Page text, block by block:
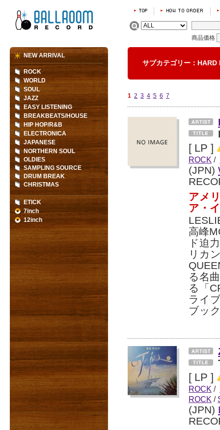
商品価格
サブカテゴリー：
1 2 3 4 5 6 7
[ LP ]
ROCK /
(JPN)
アメ
ア・
高峰
ド迫
リカ
る名
る「
ライ
ブッ
[ LP ]
ROCK /
ROCK /
(JPN)
NEW ARRIVAL
ROCK
WORLD
SOUL
JAZZ
EASY LISTENING
BREAKBEATS/HOUSE
HIP HOP/R&B
ELECTRONICA
JAPANESE
NORTHERN SOUL
OLDIES
SAMPLING SOURCE
DRUM BREAK
CHRISTMAS
ETICK
7inch
12inch